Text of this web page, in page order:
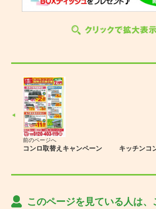
前のページへ
コンロ取替えキャンペーン
キッチンコ
このページを見ている人は、